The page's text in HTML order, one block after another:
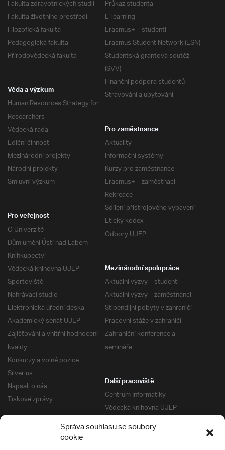
Správa souhlasu se soubory
cookie
Fakulta zdravotnických studií
Fakulta životního prostředí
Filozofická fakulta
Pedagogická fakulta
Přírodovědecká fakulta
Průkaz studenta
E-learning
Erasmus+ – studenti
Erasmus Student Network (ESN)
Studentská grantová soutěž
(SVV)
Finanční podpora studentů
Stravování a ubytování
Věda a výzkum
Human Resources Strategy for
Researchers
Vědecká rada
Ediční činnost
Mezinárodní projekty
Národní projekty
Smluvní výzkum
Pro zaměstnance
Aktuality
Informační systémy
Kurzy pro zaměstnance
Erasmus+ – zaměstnaci
Rekreace
Sdílení přístrojového vybavení
Etický kodex
Odbory UJEP
Pro veřejnost
O Univerzitě
Dům umění Ústí nad Labem
Knihkupectví
Vědecká knihovna UJEP
Sportoviště
Nahrávací studio
Elektronická úřední deska –
Akademický senát UJEP
Zajišťování a vnitřní hodnocení
kvality
Konkurzy a volné pozice
Silverius
Napsali o nás
Tiskové zprávy
Mezinárodní spolupráce
Aktuální výzvy – studenti
Aktuální výzvy – zaměstnanci
Stipendijní pobyty v zahraničí
Pracovní stáže v zahraničí
Zahraniční konference a
semináře
Další pracoviště
Centrum Informatiky
Vědecká knihovna UJEP
Správa kolejí a menz
Univerzitní centrum podpory